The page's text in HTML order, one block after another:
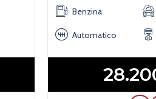
Benzina
Automatico